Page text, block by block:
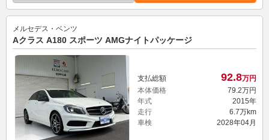
メルセデス・ベンツ
Aクラス A180 スポーツ AMGナイトパッケージ
支払総額 92.8万円
本体価格
79.2万円
年式
2015年
走行
6.7万km
車検
2028年04月